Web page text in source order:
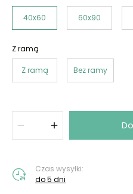
40x60 60x90
Z ramą
Z ramą Bez ramy
Czas wysyłki:
do 5 dni